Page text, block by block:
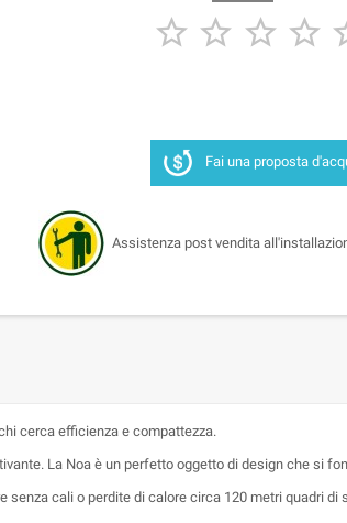
   
Fai una proposta
Assistenza post vendita
cerca efficienza e compattezza.
La Noa è un perfetto oggetto di design che si
cali o perdite di calore circa 120 metri quadri di